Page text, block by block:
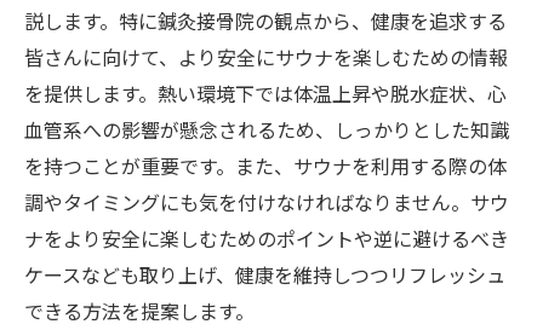
説します。特に鍼灸接骨院の観点から、健康を追求する
皆さんに向けて、より安全にサウナを楽しむための情報
を提供します。熱い環境下では体温上昇や脱水症状、心
血管系への影響が懸念されるため、しっかりとした知識
を持つことが重要です。また、サウナを利用する際の体
調やタイミングにも気を付けなければなりません。サウ
ナをより安全に楽しむためのポイントや逆に避けるべき
ケースなども取り上げ、健康を維持しつつリフレッシュ
できる方法を提案します。